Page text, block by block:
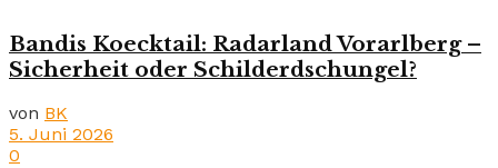
Bandis Koecktail: Radarland Vorarlberg –
Sicherheit oder Schilderdschungel?
von BK
5. Juni 2026
0